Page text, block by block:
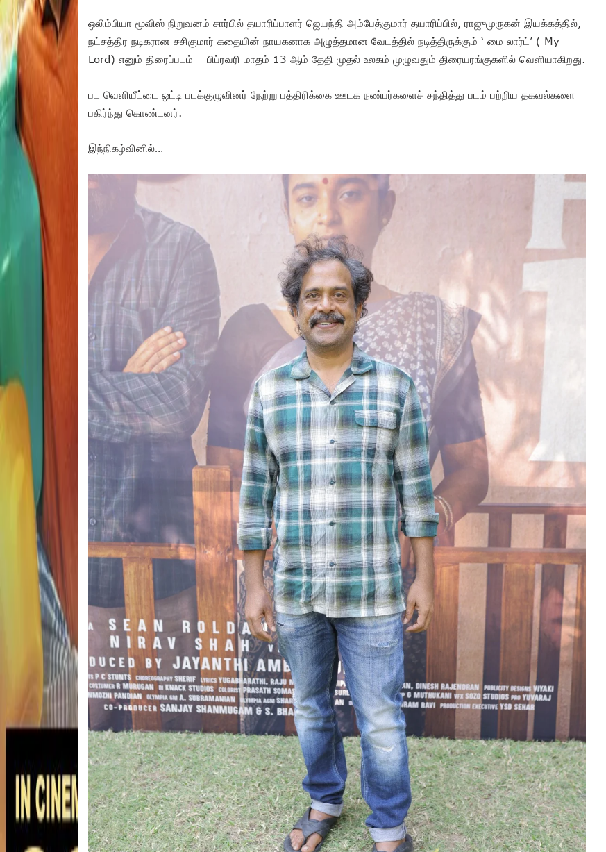
ஒலிம்பியா மூவிஸ் நிறுவனம் சார்பில் தயாரிப்பாளர் ஜெயந்தி அம்பேத்குமார் தயாரிப்பில், ராஜுமுருகன் இயக்கத்தில்,
நட்சத்திர நடிகரான சசிகுமார் கதையின் நாயகனாக அழுத்தமான வேடத்தில் நடித்திருக்கும் ‘ மை லார்ட்’ ( My
Lord) எனும் திரைப்படம் – பிப்ரவரி மாதம் 13 ஆம் தேதி முதல் உலகம் முழுவதும் திரையரங்குகளில் வெளியாகிறது.
பட வெளியீட்டை ஒட்டி படக்குழுவினர் நேற்று பத்திரிக்கை ஊடக நண்பர்களைச் சந்தித்து படம் பற்றிய தகவல்களை
பகிர்ந்து கொண்டனர்.
இந்நிகழ்வினில்…